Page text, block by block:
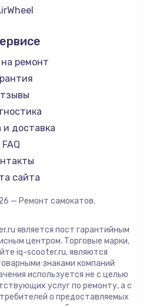
Joyor
Bork
KIRIN
ремонт
и доставка
FAQ
сайта
— Ремонт самокатов.
является пост гарантийным
центром. Торговые марки,
iq-scooter.ru, являются
знаками компаний
используется не с целью
услуг по ремонту, а с
о предоставляемых